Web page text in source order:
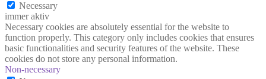
Necessary
immer aktiv
Necessary cookies are absolutely essential for the website to
function properly. This category only includes cookies that ensures
basic functionalities and security features of the website. These
cookies do not store any personal information.
Non-necessary